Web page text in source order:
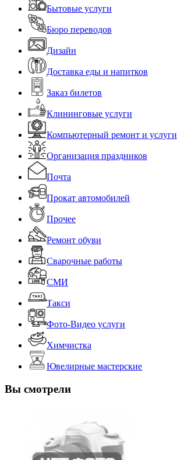
Бытовые услуги
Бюро переводов
Дизайн
Доставка еды и напитков
Заказ билетов
Клининговые услуги
Компьютерный ремонт и услуги
Организация праздников
Почта
Прокат автомобилей
Прочее
Ремонт обуви
Сварочные работы
СМИ
Такси
Фото-Видео услуги
Химчистка
Ювелирные мастерские
Вы смотрели